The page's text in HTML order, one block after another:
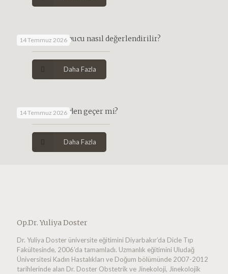
14 Temmuz 2026
Smear testi sonucu nasıl değerlendirilir?
Daha Fazla
14 Temmuz 2026
HPV kendiliğinden geçer mi?
Daha Fazla
Op.Dr. Yuliya Doster
Dr. Yuliya Doster üniversite eğitimini Diyarbakır’da Dicle Tıp
Fakültesinde, 2006’da tamamladı. Uzmanlık eğitimini Uludağ
Üniversitesi Kadın Hastalıkları ve Doğum bölümünde 2007-2012
tarihlerinde alan Dr. Doster Obstetrik ve Jinekoloji, Jinekolojik